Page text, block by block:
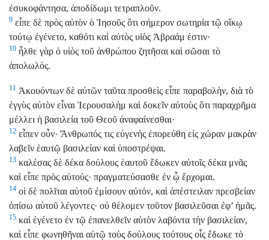
ἐσυκοφάντησα, ἀποδίδωμι τετραπλοῦν.
9 εἶπε δὲ πρὸς αὐτὸν ὁ Ἰησοῦς ὅτι σήμερον σωτηρία τῷ οἴκῳ
τούτῳ ἐγένετο, καθότι καὶ αὐτὸς υἱὸς Ἀβραάμ ἐστιν·
10 ἦλθε γὰρ ὁ υἱὸς τοῦ ἀνθρώπου ζητῆσαι καὶ σῶσαι τὸ
ἀπολωλός.
11 Ἀκουόντων δὲ αὐτῶν ταῦτα προσθεὶς εἶπε παραβολὴν, διὰ τὸ
ἐγγὺς αὐτὸν εἶναι Ἱερουσαλὴμ καὶ δοκεῖν αὐτοὺς ὅτι παραχρῆμα
μέλλει ἡ βασιλεία τοῦ Θεοῦ ἀναφαίνεσθαι·
12 εἶπεν οὖν· Ἄνθρωπός τις εὐγενὴς ἐπορεύθη εἰς χώραν μακρὰν
λαβεῖν ἑαυτῷ βασιλείαν καὶ ὑποστρέψαι.
13 καλέσας δὲ δέκα δούλους ἑαυτοῦ ἔδωκεν αὐτοῖς δέκα μνᾶς
καὶ εἶπε πρὸς αὐτούς· πραγματεύσασθε ἐν ᾧ ἔρχομαι.
14 οἱ δὲ πολῖται αὐτοῦ ἐμίσουν αὐτόν, καὶ ἀπέστειλαν πρεσβείαν
ὀπίσω αὐτοῦ λέγοντες· οὐ θέλομεν τοῦτον βασιλεῦσαι ἐφ’ ἡμᾶς.
15 καὶ ἐγένετο ἐν τῷ ἐπανελθεῖν αὐτὸν λαβόντα τὴν βασιλείαν,
καὶ εἶπε φωνηθῆναι αὐτῷ τοὺς δούλους τούτους οἷς ἔδωκε τὸ